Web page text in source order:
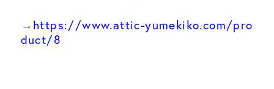
→ https://www.attic-yumekiko.com/pro
duct/8